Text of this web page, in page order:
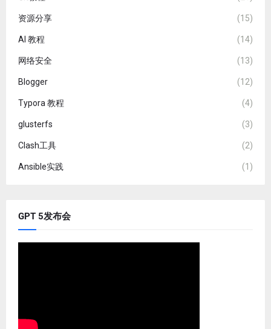
资源分享 (15)
AI 教程 (14)
网络安全 (13)
Blogger (12)
Typora 教程 (4)
glusterfs (3)
Clash工具 (2)
Ansible实践 (1)
GPT 5发布会